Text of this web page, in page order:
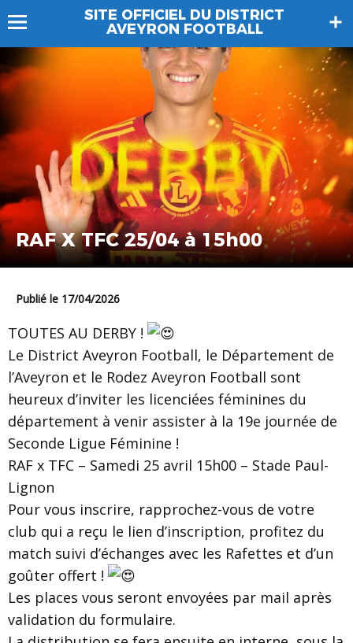
SITE OFFICIEL DU DISTRICT
AVEYRON FOOTBALL
RAF X TFC 25/04 à 15h00
Publié le 17/04/2026
TOUTES AU DERBY !
Le District Aveyron Football, le Département de
l’Aveyron et le Rodez Aveyron Football sont
heureux d’inviter les licenciées féminines du
département à venir assister à la 19e journée de
Seconde Ligue Féminine !
RAF x TFC – Samedi 25 avril 15h00 – Stade Paul-
Lignon
Pour vous inscrire, rapprochez-vous de votre
club qui a reçu le lien d’inscription, profitez du
match suivi d’échanges avec les Rafettes et d’un
goûter offert !
Les places vous seront envoyées par mail après
validation du formulaire.